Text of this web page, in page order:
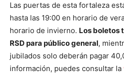
Las puertas de esta fortaleza
hasta las 19:00 en horario de
horario de invierno. Los boletos
RSD para público general,
jubilados solo deberán pagar
información, puedes consultar la